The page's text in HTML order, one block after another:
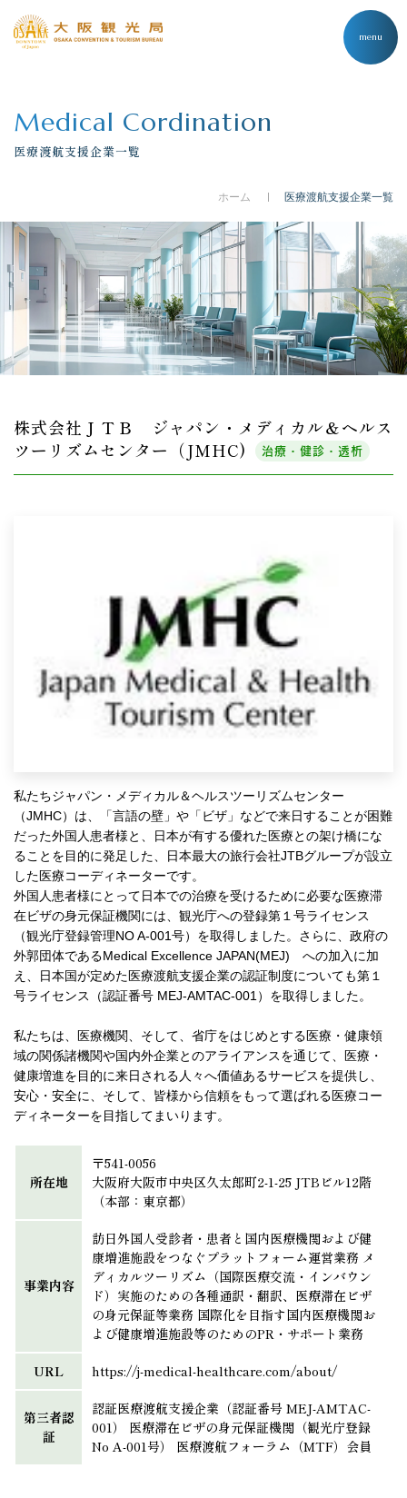
menu
Medical Cordination
医療渡航支援企業一覧
ホーム 医療渡航支援企業一覧
株式会社ＪＴＢ ジャパン・メディカル＆ヘルス
ツーリズムセンター（JMHC)
治療・健診・透析
私たちジャパン・メディカル＆ヘルスツーリズムセンター
（JMHC）は、「言語の壁」や「ビザ」などで来日することが困難
だった外国人患者様と、日本が有する優れた医療との架け橋にな
ることを目的に発足した、日本最大の旅行会社JTBグループが設立
した医療コーディネーターです。
外国人患者様にとって日本での治療を受けるために必要な医療滞
在ビザの身元保証機関には、観光庁への登録第１号ライセンス
（観光庁登録管理NO A-001号）を取得しました。さらに、政府の
外郭団体であるMedical Excellence JAPAN(MEJ) への加入に加
え、日本国が定めた医療渡航支援企業の認証制度についても第１
号ライセンス（認証番号 MEJ-AMTAC-001）を取得しました。
私たちは、医療機関、そして、省庁をはじめとする医療・健康領
域の関係諸機関や国内外企業とのアライアンスを通じて、医療・
健康増進を目的に来日される人々へ価値あるサービスを提供し、
安心・安全に、そして、皆様から信頼をもって選ばれる医療コー
ディネーターを目指してまいります。
所在地
〒541-0056
大阪府大阪市中央区久太郎町2-1-25 JTBビル12階
（本部：東京都）
事業内容
訪日外国人受診者・患者と国内医療機関および健
康増進施設をつなぐプラットフォーム運営業務 メ
ディカルツーリズム（国際医療交流・インバウン
ド）実施のための各種通訳・翻訳、医療滞在ビザ
の身元保証等業務 国際化を目指す国内医療機関お
よび健康増進施設等のためのPR・サポート業務
URL https://j-medical-healthcare.com/about/
第三者認
証
認証医療渡航支援企業（認証番号 MEJ-AMTAC-
001） 医療滞在ビザの身元保証機関（観光庁登録
No A-001号） 医療渡航フォーラム（MTF）会員